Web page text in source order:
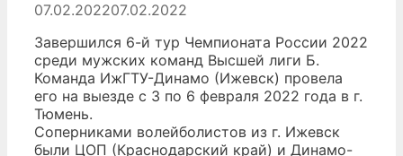
07.02.202207.02.2022
Завершился 6-й тур Чемпионата России 2022
среди мужских команд Высшей лиги Б.
Команда ИжГТУ-Динамо (Ижевск) провела
его на выезде с 3 по 6 февраля 2022 года в г.
Тюмень.
Соперниками волейболистов из г. Ижевск
были ЦОП (Краснодарский край) и Динамо-